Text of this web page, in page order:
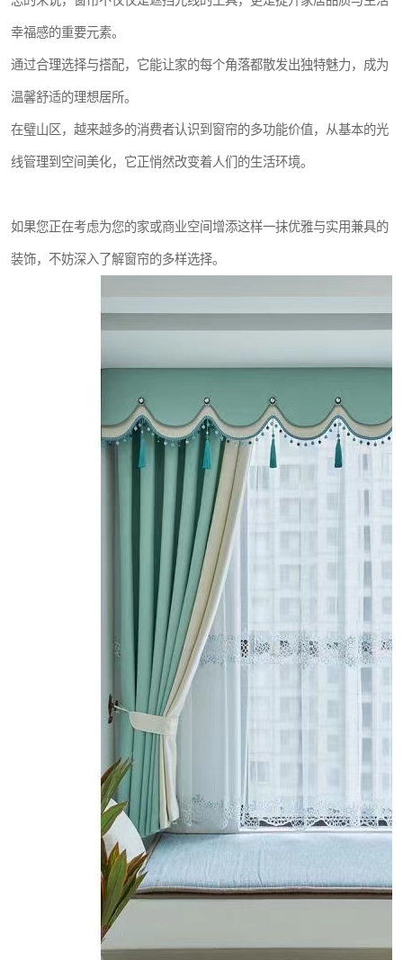
幸福感的重要元素。
通过合理选择与搭配，它能让家的每个角落都散发出独特魅力，成为
温馨舒适的理想居所。
在璧山区，越来越多的消费者认识到窗帘的多功能价值，从基本的光
线管理到空间美化，它正悄然改变着人们的生活环境。
如果您正在考虑为您的家或商业空间增添这样一抹优雅与实用兼具的
装饰，不妨深入了解窗帘的多样选择。